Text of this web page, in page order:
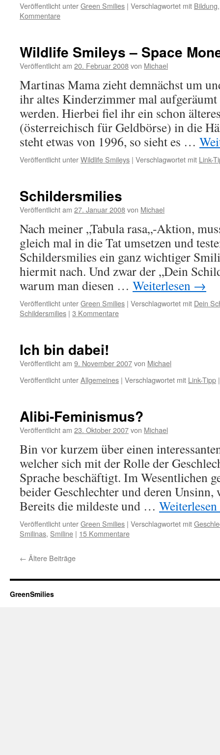
Veröffentlicht unterGreen Smilies | Verschlagwortet mit Bildung
Kommentare
Wildlife Smileys – Space
Veröffentlicht am 20. Februar 2008von Michael
Martinas Mama zieht demnächst um
ihr altes Kinderzimmer mal aufgeräumt
werden. Hierbei fiel ihr ein schon
(österreichisch für Geldbörse) in die
steht etwas von 1996, so sieht es …
Veröffentlicht unterWildlife Smileys | Verschlagwortet mit Link-
Schildersmilies
Veröffentlicht am 27. Januar 2008von Michael
Nach meiner „Tabula rasa„-Aktion,
gleich mal in die Tat umsetzen und
Schildersmilies ein ganz wichtiger
hiermit nach. Und zwar der „Dein
warum man diesen … Weiterlesen →
Veröffentlicht unterGreen Smilies | Verschlagwortet mit Dein
Schildersmilies | 3 Kommentare
Ich bin dabei!
Veröffentlicht am 9. November 2007von Michael
Veröffentlicht unterAllgemeines | Verschlagwortet mit Link-Tipp |
Alibi-Feminismus?
Veröffentlicht am 23. Oktober 2007von Michael
Bin vor kurzem über einen
welcher sich mit der Rolle der
Sprache beschäftigt. Im Wesentlichen
beider Geschlechter und deren
Bereits die mildeste und … Weiterlesen
Veröffentlicht unterGreen Smilies | Verschlagwortet mit
Smilinas, Smiline | 15 Kommentare
← Ältere Beiträge
GreenSmilies